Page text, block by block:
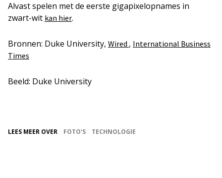
Alvast spelen met de eerste gigapixelopnames in
zwart-wit kan hier.
Bronnen: Duke University, Wired , International Business
Times
Beeld: Duke University
LEES MEER OVER FOTO'S TECHNOLOGIE